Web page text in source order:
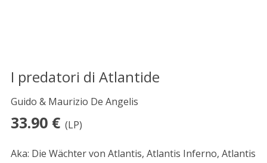
I predatori di Atlantide
Guido & Maurizio De Angelis
33.90 €(LP)
Aka: Die Wächter von Atlantis, Atlantis Inferno, Atlantis